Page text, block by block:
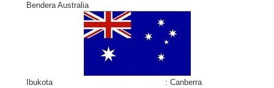
Bendera Australia
Ibukota : Canberra